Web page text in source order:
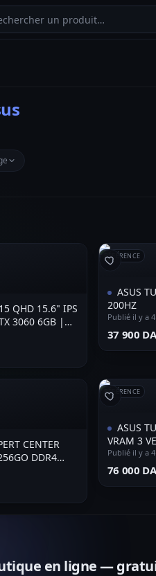
QHD 15.6" IPS
3060 6GB |
NVME
RÉFÉRENCE
ASUS
200HZ
Publié il y a
⁦37 900 DA⁩
CENTER
DDR4
HZ
RÉFÉRENCE
ASUS
VRAM 3
Publié il y a
⁦76 000 DA⁩
en ligne —